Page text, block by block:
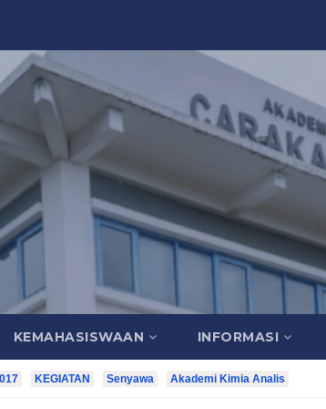
KEMAHASISWAAN INFORMASI
KEGIATAN Senyawa Akademi Kimia Analis